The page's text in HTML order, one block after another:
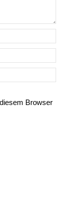
Browser